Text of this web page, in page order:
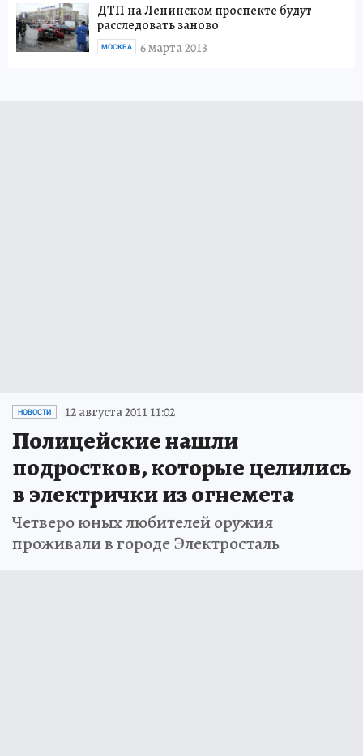
ДТП на Ленинском проспекте будут
расследовать заново
6 марта 2013
МОСКВА
НОВОСТИ 12 августа 2011 11:02
Полицейские нашли
подростков, которые целились
в электрички из огнемета
Четверо юных любителей оружия
проживали в городе Электросталь